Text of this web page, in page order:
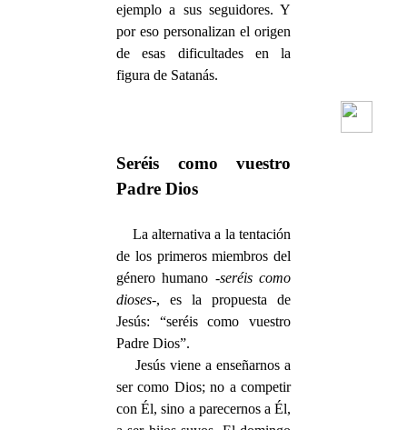
ejemplo a sus seguidores. Y
por eso personalizan el origen
de esas dificultades en la
figura de Satanás.
Seréis como vuestro
Padre Dios
La alternativa a la tentación
de los primeros miembros del
género humano -seréis como
dioses-, es la propuesta de
Jesús: “seréis como vuestro
Padre Dios”.
Jesús viene a enseñarnos a
ser como Dios; no a competir
con Él, sino a parecernos a Él,